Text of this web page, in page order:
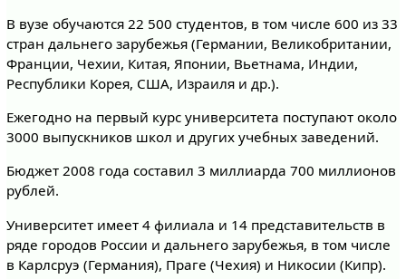
В вузе обучаются 22 500 студентов, в том числе 600 из 33
стран дальнего зарубежья (Германии, Великобритании,
Франции, Чехии, Китая, Японии, Вьетнама, Индии,
Республики Корея, США, Израиля и др.).
Ежегодно на первый курс университета поступают около
3000 выпускников школ и других учебных заведений.
Бюджет 2008 года составил 3 миллиарда 700 миллионов
рублей.
Университет имеет 4 филиала и 14 представительств в
ряде городов России и дальнего зарубежья, в том числе
в Карлсруэ (Германия), Праге (Чехия) и Никосии (Кипр).